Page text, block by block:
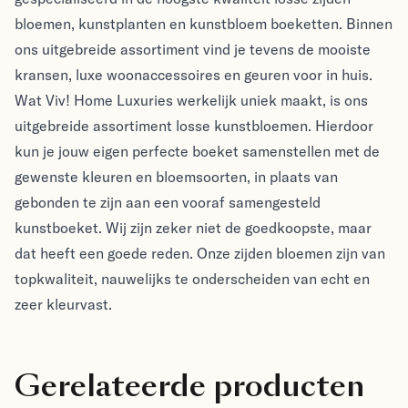
bloemen, kunstplanten en kunstbloem boeketten. Binnen
ons uitgebreide assortiment vind je tevens de mooiste
kransen, luxe woonaccessoires en geuren voor in huis.
Wat Viv! Home Luxuries werkelijk uniek maakt, is ons
uitgebreide assortiment losse kunstbloemen. Hierdoor
kun je jouw eigen perfecte boeket samenstellen met de
gewenste kleuren en bloemsoorten, in plaats van
gebonden te zijn aan een vooraf samengesteld
kunstboeket. Wij zijn zeker niet de goedkoopste, maar
dat heeft een goede reden. Onze zijden bloemen zijn van
topkwaliteit, nauwelijks te onderscheiden van echt en
zeer kleurvast.
Gerelateerde producten